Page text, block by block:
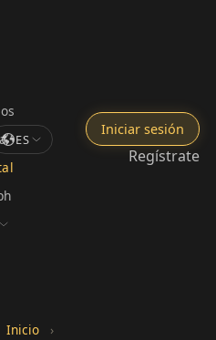
ES
Iniciar sesión
Regístrate
Inicio
›